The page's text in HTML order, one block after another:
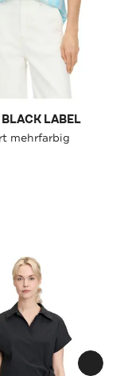
LABEL
mehrfarbig